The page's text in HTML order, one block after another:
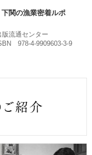
関の漁業密着ルポ
流通センター
978-4-9909603-3-9